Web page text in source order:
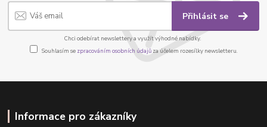
Přihlásit se
Chci odebírat newslettery a využít výhodné nabídky.
Souhlasím se zpracováním osobních údajůza účelem rozesílky newsletteru.
Informace pro zákazníky